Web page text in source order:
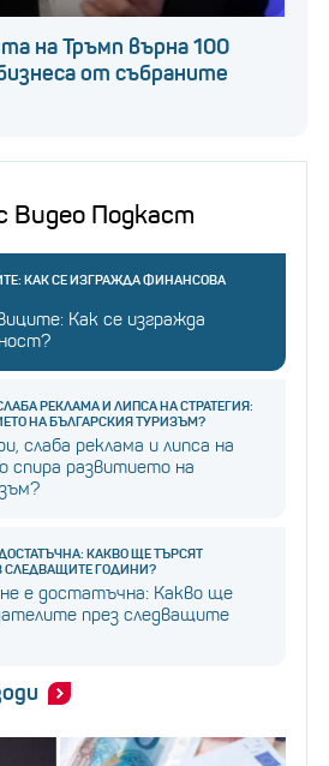
на Тръмп върна 100
от събраните
Видео Подкаст
КАК СЕ ИЗГРАЖДА ФИНАНСОВА
Как се изгражда
РЕКЛАМА И ЛИПСА НА СТРАТЕГИЯ:
НА БЪЛГАРСКИЯ ТУРИЗЪМ?
слаба реклама и липса на
спира развитието на
КАКВО ЩЕ ТЪРСЯТ
СЛЕДВАЩИТЕ ГОДИНИ?
е достатъчна: Какво ще
през следващите